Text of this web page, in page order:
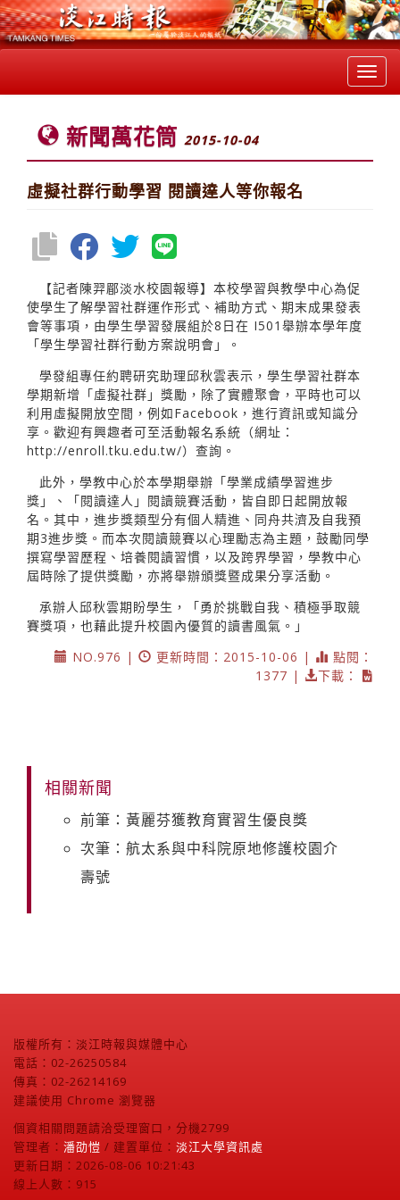
新聞萬花筒 2015-10-04
虛擬社群行動學習 閱讀達人等你報名
【記者陳羿郿淡水校園報導】本校學習與教學中心為促
使學生了解學習社群運作形式、補助方式、期末成果發表
會等事項，由學生學習發展組於8日在 I501舉辦本學年度
「學生學習社群行動方案說明會」。
學發組專任約聘研究助理邱秋雲表示，學生學習社群本
學期新增「虛擬社群」獎勵，除了實體聚會，平時也可以
利用虛擬開放空間，例如Facebook，進行資訊或知識分
享。歡迎有興趣者可至活動報名系統（網址：
http://enroll.tku.edu.tw/）查詢。
此外，學教中心於本學期舉辦「學業成績學習進步
獎」、「閱讀達人」閱讀競賽活動，皆自即日起開放報
名。其中，進步獎類型分有個人精進、同舟共濟及自我預
期3進步獎。而本次閱讀競賽以心理勵志為主題，鼓勵同學
撰寫學習歷程、培養閱讀習慣，以及跨界學習，學教中心
屆時除了提供獎勵，亦將舉辦頒獎暨成果分享活動。
承辦人邱秋雲期盼學生，「勇於挑戰自我、積極爭取競
賽獎項，也藉此提升校園內優質的讀書風氣。」
NO.976 |
更新時間：2015-10-06 |
點閱：
1377 |
下載：
相關新聞
前筆：黃麗芬獲教育實習生優良獎
次筆：航太系與中科院原地修護校園介
壽號
版權所有：淡江時報與媒體中心
電話：02-26250584
傳真：02-26214169
建議使用 Chrome 瀏覽器
個資相關問題請洽受理窗口，分機2799
管理者： 潘劭愷 / 建置單位： 淡江大學資訊處
更新日期：2026-08-06 10:21:43
線上人數：915